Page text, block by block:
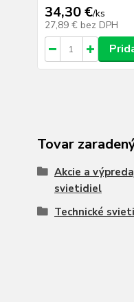
34,30 €/ks
27,89 € bez DPH
Tovar
Akcie a
svietidiel
Technické